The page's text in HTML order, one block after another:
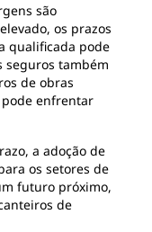
são
os prazos
qualificada pode
também
de obras
enfrentar
a adoção de
os setores de
futuro próximo,
de